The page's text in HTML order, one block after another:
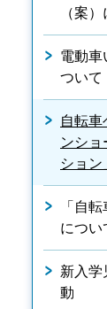
（案
電動車
ついて
自転車
ンショ
ション
「自
につい
新入学
動